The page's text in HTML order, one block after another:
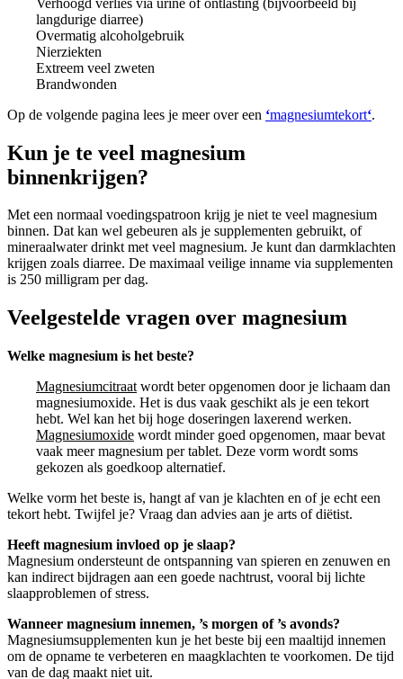
langdurige diarree)
Overmatig alcoholgebruik
Nierziekten
Extreem veel zweten
Brandwonden
Op de volgende pagina lees je meer over een ‘magnesiumtekort‘.
Kun je te veel magnesium
binnenkrijgen?
Met een normaal voedingspatroon krijg je niet te veel magnesium
binnen. Dat kan wel gebeuren als je supplementen gebruikt, of
mineraalwater drinkt met veel magnesium. Je kunt dan darmklachten
krijgen zoals diarree. De maximaal veilige inname via supplementen
is 250 milligram per dag.
Veelgestelde vragen over magnesium
Welke magnesium is het beste?
Magnesiumcitraat wordt beter opgenomen door je lichaam dan
magnesiumoxide. Het is dus vaak geschikt als je een tekort
hebt. Wel kan het bij hoge doseringen laxerend werken.
Magnesiumoxide wordt minder goed opgenomen, maar bevat
vaak meer magnesium per tablet. Deze vorm wordt soms
gekozen als goedkoop alternatief.
Welke vorm het beste is, hangt af van je klachten en of je echt een
tekort hebt. Twijfel je? Vraag dan advies aan je arts of diëtist.
Heeft magnesium invloed op je slaap?
Magnesium ondersteunt de ontspanning van spieren en zenuwen en
kan indirect bijdragen aan een goede nachtrust, vooral bij lichte
slaapproblemen of stress.
Wanneer magnesium innemen, ’s morgen of ’s avonds?
Magnesiumsupplementen kun je het beste bij een maaltijd innemen
om de opname te verbeteren en maagklachten te voorkomen. De tijd
van de dag maakt niet uit.